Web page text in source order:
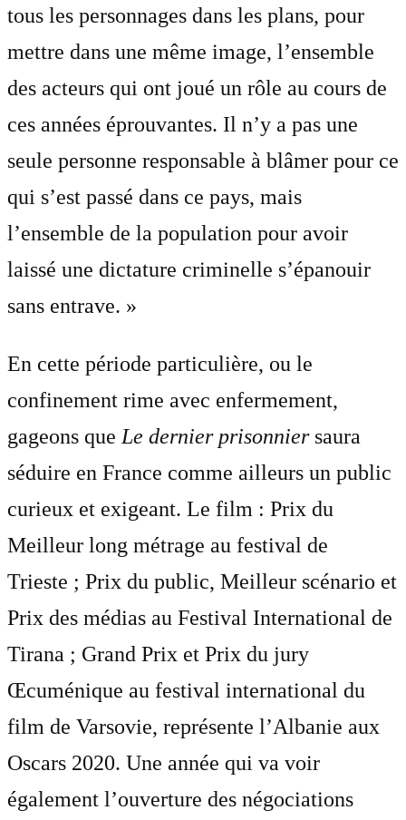
tous les personnages dans les plans, pour
mettre dans une même image, l’ensemble
des acteurs qui ont joué un rôle au cours de
ces années éprouvantes. Il n’y a pas une
seule personne responsable à blâmer pour ce
qui s’est passé dans ce pays, mais
l’ensemble de la population pour avoir
laissé une dictature criminelle s’épanouir
sans entrave. »
En cette période particulière, ou le
confinement rime avec enfermement,
gageons que Le dernier prisonniersaura
séduire en France comme ailleurs un public
curieux et exigeant. Le film : Prix du
Meilleur long métrage au festival de
Trieste ; Prix du public, Meilleur scénario et
Prix des médias au Festival International de
Tirana ; Grand Prix et Prix du jury
Œcuménique au festival international du
film de Varsovie, représente l’Albanie aux
Oscars 2020. Une année qui va voir
également l’ouverture des négociations